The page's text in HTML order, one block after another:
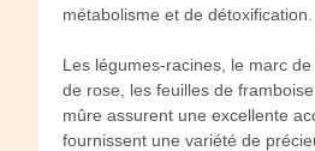
métabolisme et de détoxification.
Les légumes-racines, le marc
de rose, les feuilles de
mûre assurent une excellente
fournissent une variété de